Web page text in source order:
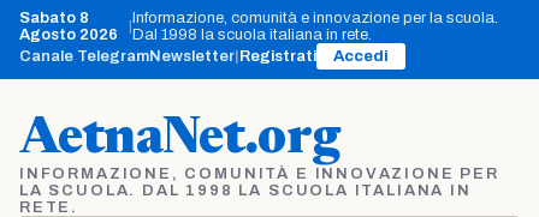
Vai
contenuto
Sabato 8
Agosto 2026
Informazione, comunità e innovazione per la scuola.
Dal 1998 la scuola italiana in rete.
Canale TelegramNewsletter Registrati Accedi
AetnaNet.org
INFORMAZIONE, COMUNITÀ E INNOVAZIONE PER
LA SCUOLA. DAL 1998 LA SCUOLA ITALIANA IN
RETE.